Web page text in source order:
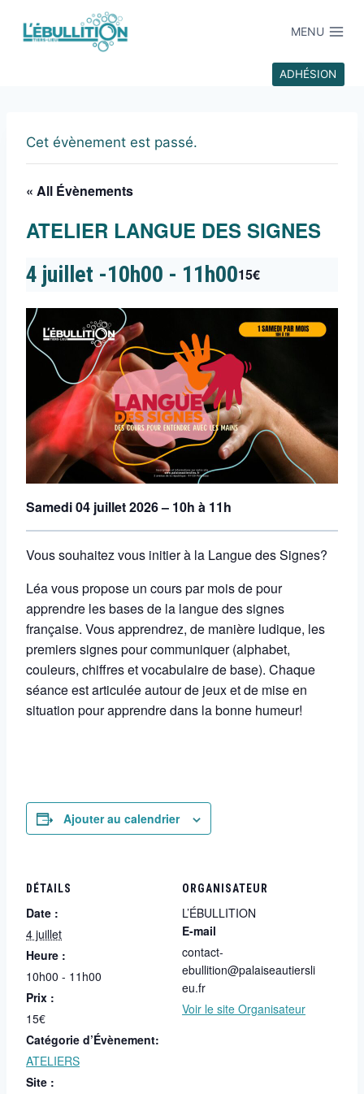
MENU
ADHÉSION
Cet évènement est passé.
« All Évènements
ATELIER LANGUE DES SIGNES
4 juillet -10h00 - 11h0015€
Samedi 04 juillet 2026 – 10h à 11h
Vous souhaitez vous initier à la Langue des Signes?
Léa vous propose un cours par mois depour
apprendre les bases de la langue des signes
française. Vous apprendrez, de manière ludique, les
premiers signes pour communiquer (alphabet,
couleurs, chiffres et vocabulaire de base). Chaque
séance est articulée autour de jeux et de mise en
situation pour apprendre dans la bonne humeur!
Ajouter au calendrier
DÉTAILS
Date :
4 juillet
Heure :
10h00 - 11h00
Prix :
15€
Catégorie d’Évènement:
ATELIERS
Site :
ORGANISATEUR
L’ÉBULLITION
E-mail
contact-
ebullition@palaiseautiersli
eu.fr
Voir le site Organisateur